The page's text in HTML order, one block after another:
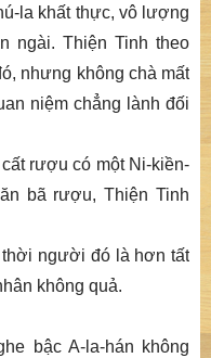
la khất thực, vô lượng
ngài. Thiện Tinh theo
nhưng không chà mất
niệm chẳng lành đối
rượu có một Ni-kiền-
bã rượu, Thiện Tinh
thời người đó là hơn tất
không quả.
bậc A-la-hán không